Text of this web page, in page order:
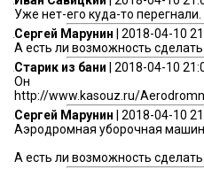
Уже нет-его куда-то
Сергей Марунин | 2018-04-10
А есть ли возможность
Старик из бани | 2018-04-10
Он
http://www.kasouz.ru/
Сергей Марунин | 2018-04-10
Аэродромная уборочная
А есть ли возможность